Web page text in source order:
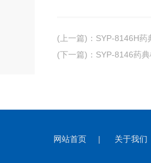
(上一篇) ： SYP-8146H药
(下一篇) ： SYP-8146药
网站首页 | 关于我们